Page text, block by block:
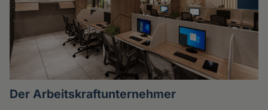
Der Arbeitskraftunternehmer